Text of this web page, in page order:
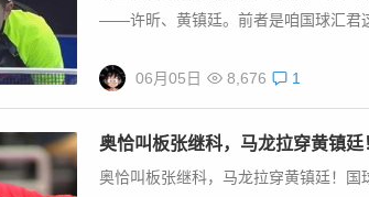
——许昕、黄镇廷。前者是咱国球汇君
06月05日 8,676 1
奥恰叫板张继科，马龙拉穿黄镇
奥恰叫板张继科，马龙拉穿黄镇廷！国